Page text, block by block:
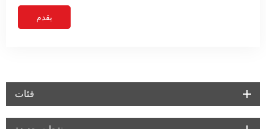
فئات